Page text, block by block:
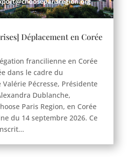
Déplacement en Corée
francilienne en Corée
dans le cadre du
Pécresse, Présidente
Dublanche,
Paris Region, en Corée
du 14 septembre 2026. Ce